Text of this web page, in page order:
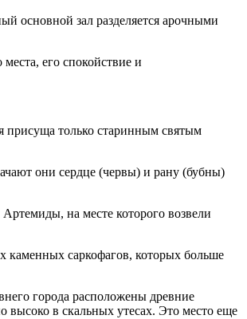
основной зал разделяется арочными
его спокойствие и
присуща только старинным святым
они сердце (червы) и рану (бубны)
на месте которого возвели
каменных саркофагов, которых больше
города расположены древние
высоко в скальных утесах. Это место еще